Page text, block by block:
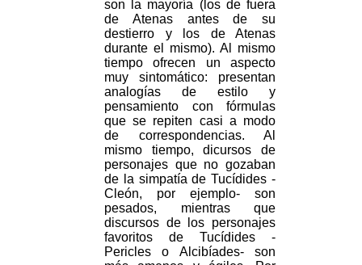
son la mayoría (los de fuera
de Atenas antes de su
destierro y los de Atenas
durante el mismo). Al mismo
tiempo ofrecen un aspecto
muy sintomático: presentan
analogías de estilo y
pensamiento con fórmulas
que se repiten casi a modo
de correspondencias. Al
mismo tiempo, dicursos de
personajes que no gozaban
de la simpatía de Tucídides -
Cleón, por ejemplo- son
pesados, mientras que
discursos de los personajes
favoritos de Tucídides -
Pericles o Alcibíades- son